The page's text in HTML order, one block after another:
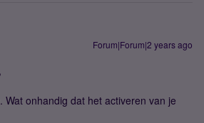
Forum|Forum|2 years ago
,
Wat onhandig dat het activeren van je